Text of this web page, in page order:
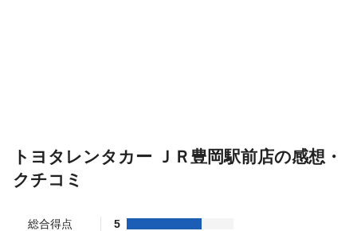
トヨタレンタカー ＪＲ豊岡駅前店の感想・
クチコミ
総合得点
5